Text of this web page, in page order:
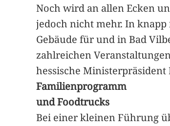
Noch wird an allen Ecken
jedoch nicht mehr. In knapp
Gebäude für und in Bad
zahlreichen
hessische Ministerpräsident
Familienprogramm
und Foodtrucks
Bei einer kleinen Führung